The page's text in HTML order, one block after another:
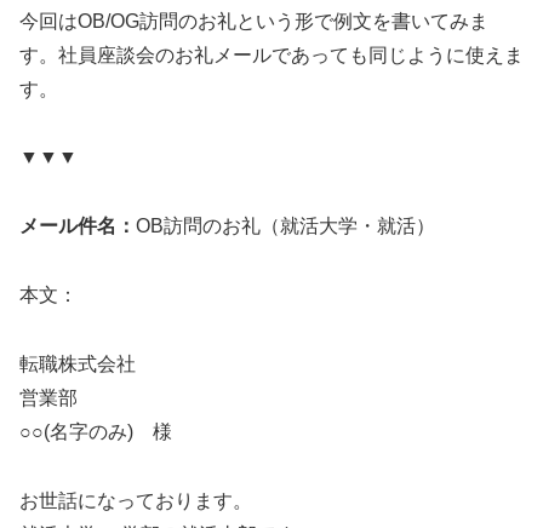
今回はOB/OG訪問のお礼という形で例文を書いてみま
す。社員座談会のお礼メールであっても同じように使えま
す。
▼▼▼
メール件名： OB訪問のお礼（就活大学・就活）
本文：
転職株式会社
営業部
○○(名字のみ) 様
お世話になっております。